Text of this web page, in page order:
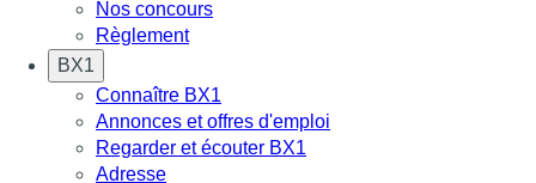
Nos concours
Règlement
BX1
Connaître BX1
Annonces et offres d'emploi
Regarder et écouter BX1
Adresse